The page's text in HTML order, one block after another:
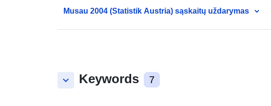
Musau 2004 (Statistik Austria) sąskaitų uždarymas
keyboard_arrow_down Keywords 7